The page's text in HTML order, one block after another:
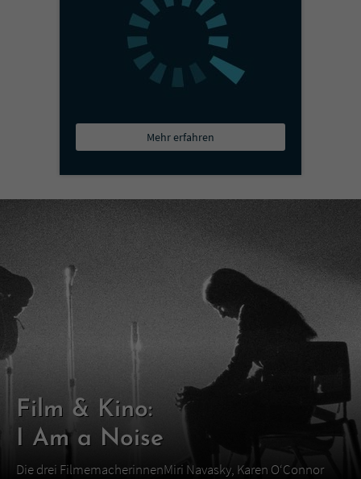
Mehr erfahren
Film & Kino:
I Am a Noise
Die drei FilmemacherinnenMiri Navasky, Karen O‘Connor